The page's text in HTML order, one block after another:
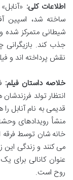
اطلاعات کلی: «آنابل» که در
ساخته شد، اسپین
جذب کند.
نقش پرداخته اند و
خلاصه داستان فیلم:
انتظار تولد
قدیمی به نام آنابل
منشأ رویدادهای
خانه شان توسط فرقه
می کنند و زندگی این
عنوان کانالی برای
روح است.